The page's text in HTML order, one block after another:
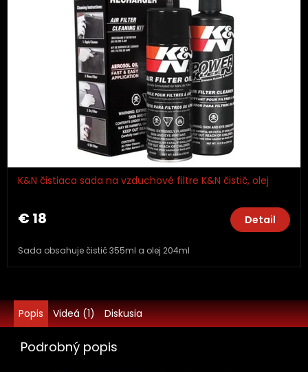
K&N čistiaca sada na vzduchové filtre K&N čistič, olej
€ 18 Detail
Sada obsahuje čistič 355ml a olej 204ml
Popis Videá (1) Diskusia
Podrobný popis